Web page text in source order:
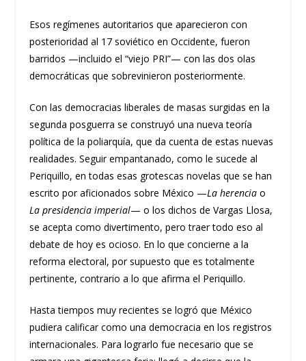
Esos regímenes autoritarios que aparecieron con
posterioridad al 17 soviético en Occidente, fueron
barridos —incluido el “viejo PRI”— con las dos olas
democráticas que sobrevinieron posteriormente.
Con las democracias liberales de masas surgidas en la
segunda posguerra se construyó una nueva teoría
política de la poliarquía, que da cuenta de estas nuevas
realidades. Seguir empantanado, como le sucede al
Periquillo, en todas esas grotescas novelas que se han
escrito por aficionados sobre México —La herenciao
La presidencia imperial— o los dichos de Vargas Llosa,
se acepta como divertimento, pero traer todo eso al
debate de hoy es ocioso. En lo que concierne a la
reforma electoral, por supuesto que es totalmente
pertinente, contrario a lo que afirma el Periquillo.
Hasta tiempos muy recientes se logró que México
pudiera calificar como una democracia en los registros
internacionales. Para lograrlo fue necesario que se